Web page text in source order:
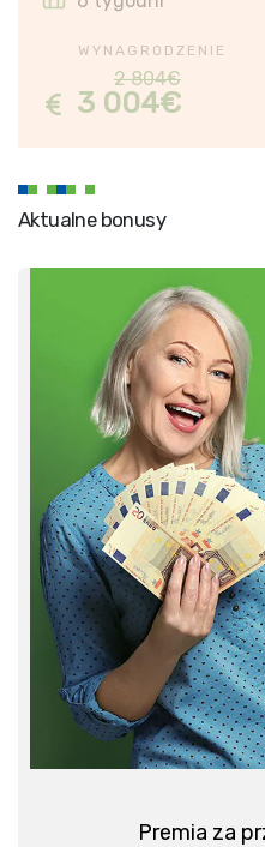
WYNAGRODZENIE
2 804€
3 004€
Aktualne bonusy
Premia za